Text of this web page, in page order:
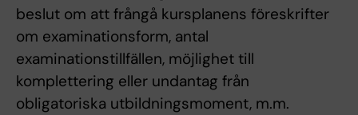
beslut om att frångå kursplanens föreskrifter
om examinationsform, antal
examinationstillfällen, möjlighet till
komplettering eller undantag från
obligatoriska utbildningsmoment, m.m.